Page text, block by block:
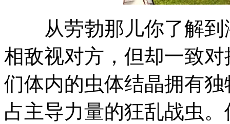
从劳勃那儿你了解到
相敌视对方，但却一致
们体内的虫体结晶拥有
占主导力量的狂乱战虫